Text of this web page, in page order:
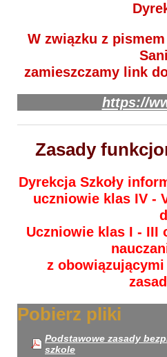
W związku z
zamieszczamy link
https://
Zasady
Dyrekcja Szkoły
uczniowie klas IV -
Uczniowie klas I - III
z
Pobierz pliki
Podstawowe zasady
szkole